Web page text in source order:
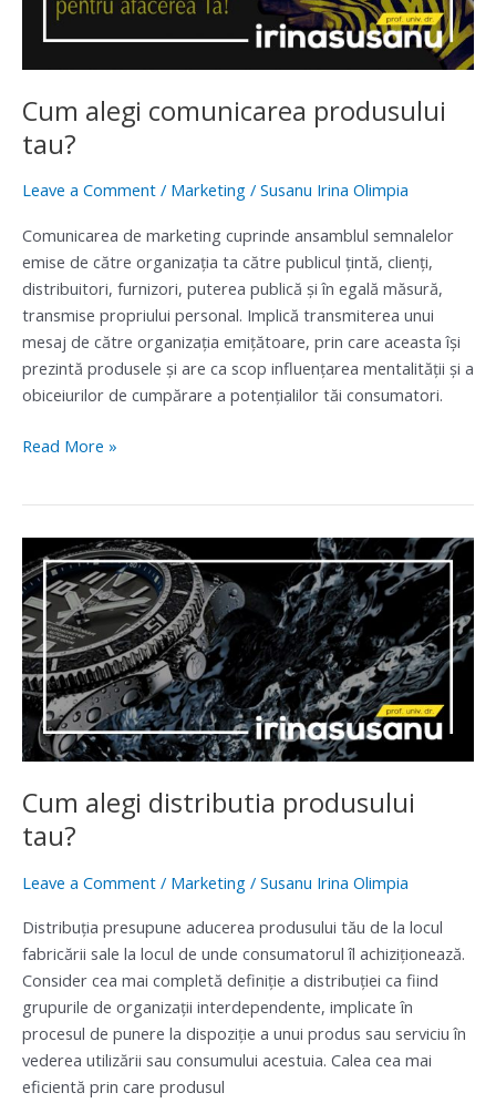
Cum alegi comunicarea produsului
tau?
Leave a Comment / Marketing / Susanu Irina Olimpia
Comunicarea de marketing cuprinde ansamblul semnalelor
emise de către organizaţia ta către publicul ţintă, clienţi,
distribuitori, furnizori, puterea publică şi în egală măsură,
transmise propriului personal. Implică transmiterea unui
mesaj de către organizaţia emiţătoare, prin care aceasta îşi
prezintă produsele şi are ca scop influenţarea mentalităţii şi a
obiceiurilor de cumpărare a potenţialilor tăi consumatori.
Read More »
Cum alegi distributia produsului
tau?
Leave a Comment / Marketing / Susanu Irina Olimpia
Distribuţia presupune aducerea produsului tău de la locul
fabricării sale la locul de unde consumatorul îl achiziţionează.
Consider cea mai completă definiţie a distribuţiei ca fiind
grupurile de organizaţii interdependente, implicate în
procesul de punere la dispoziţie a unui produs sau serviciu în
vederea utilizării sau consumului acestuia. Calea cea mai
eficientă prin care produsul
Cum
alegi
distributia
produsului
tau?